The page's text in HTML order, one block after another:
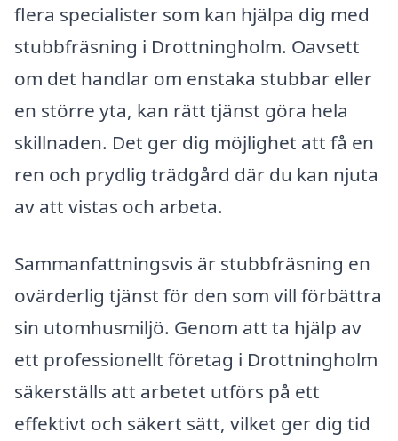
flera specialister som kan hjälpa dig med
stubbfräsning i Drottningholm. Oavsett
om det handlar om enstaka stubbar eller
en större yta, kan rätt tjänst göra hela
skillnaden. Det ger dig möjlighet att få en
ren och prydlig trädgård där du kan njuta
av att vistas och arbeta.
Sammanfattningsvis är stubbfräsning en
ovärderlig tjänst för den som vill förbättra
sin utomhusmiljö. Genom att ta hjälp av
ett professionellt företag i Drottningholm
säkerställs att arbetet utförs på ett
effektivt och säkert sätt, vilket ger dig tid